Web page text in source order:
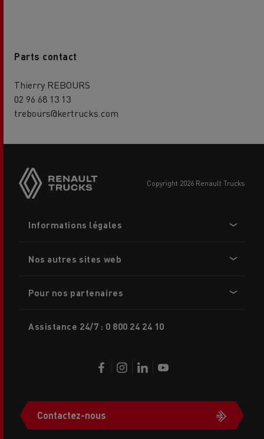
Parts contact
Thierry REBOURS
02 96 68 13 13
trebours@kertrucks.com
buttons
copyright 2026 Renault Trucks
menu
Informations légales
Nos autres sites web
Pour nos partenaires
Assistance 24/7 : 0 800 24 24 10
Contactez-nous